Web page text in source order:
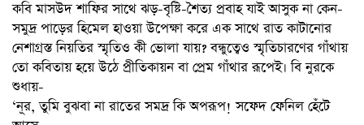
কবি মাসউদ শাফির সাথে ঝড়-বৃষ্টি-শৈত্য প্রবাহ যাই আসুক না কেন-
সমুদ্র পাড়ের হিমেল হাওয়া উপেক্ষা করে এক সাথে রাত কাটানোর
নেশাগ্রস্ত নিয়তির স্মৃতিও কী ভোলা যায়? বন্ধুত্বেও স্মৃতিচারণের গাঁথায়
তো কবিতায় হয়ে উঠে প্রীতিকায়ন বা প্রেম গাঁথার রূপেই। বি নুরকে
শুধায়-
‘নূর, তুমি বুঝবা না রাতের সমদ্র কি অপরূপ! সফেদ ফেনিল হেঁটে